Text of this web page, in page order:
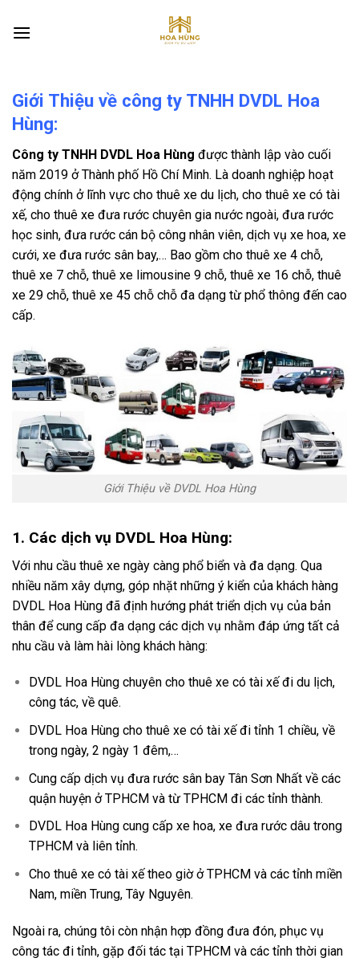
Giới Thiệu về công ty TNHH DVDL Hoa
Hùng:
Công ty TNHH DVDL Hoa Hùng được thành lập vào cuối
năm 2019 ở Thành phố Hồ Chí Minh. Là doanh nghiệp hoạt
động chính ở lĩnh vực cho thuê xe du lịch, cho thuê xe có tài
xế, cho thuê xe đưa rước chuyên gia nước ngoài, đưa rước
học sinh, đưa rước cán bộ công nhân viên, dịch vụ xe hoa, xe
cưới, xe đưa rước sân bay,… Bao gồm cho thuê xe 4 chỗ,
thuê xe 7 chỗ, thuê xe limousine 9 chỗ, thuê xe 16 chỗ, thuê
xe 29 chỗ, thuê xe 45 chỗ chỗ đa dạng từ phổ thông đến cao
cấp.
Giới Thiệu về DVDL Hoa Hùng
1. Các dịch vụ DVDL Hoa Hùng:
Với nhu cầu thuê xe ngày càng phổ biển và đa dạng. Qua
nhiều năm xây dựng, góp nhặt những ý kiển của khách hàng
DVDL Hoa Hùng đã định hướng phát triển dịch vụ của bản
thân để cung cấp đa dạng các dịch vụ nhằm đáp ứng tất cả
nhu cầu và làm hài lòng khách hàng:
DVDL Hoa Hùng chuyên cho thuê xe có tài xế đi du lịch,
công tác, về quê.
DVDL Hoa Hùng cho thuê xe có tài xế đi tỉnh 1 chiều, về
trong ngày, 2 ngày 1 đêm,…
Cung cấp dịch vụ đưa rước sân bay Tân Sơn Nhất về các
quận huyện ở TPHCM và từ TPHCM đi các tỉnh thành.
DVDL Hoa Hùng cung cấp xe hoa, xe đưa rước dâu trong
TPHCM và liên tỉnh.
Cho thuê xe có tài xế theo giờ ở TPHCM và các tỉnh miền
Nam, miền Trung, Tây Nguyên.
Ngoài ra, chúng tôi còn nhận hợp đồng đưa đón, phục vụ
công tác đi tỉnh, gặp đối tác tại TPHCM và các tỉnh thời gian